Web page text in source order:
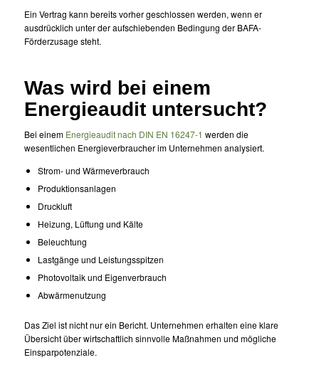
Ein Vertrag kann bereits vorher geschlossen werden, wenn er
ausdrücklich unter der aufschiebenden Bedingung der BAFA-
Förderzusage steht.
Was wird bei einem
Energieaudit untersucht?
Bei einem Energieaudit nach DIN EN 16247-1 werden die
wesentlichen Energieverbraucher im Unternehmen analysiert.
Strom- und Wärmeverbrauch
Produktionsanlagen
Druckluft
Heizung, Lüftung und Kälte
Beleuchtung
Lastgänge und Leistungsspitzen
Photovoltaik und Eigenverbrauch
Abwärmenutzung
Das Ziel ist nicht nur ein Bericht. Unternehmen erhalten eine klare
Übersicht über wirtschaftlich sinnvolle Maßnahmen und mögliche
Einsparpotenziale.